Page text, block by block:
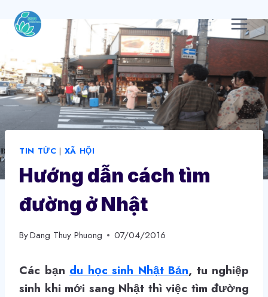
TIN TỨC | XÃ HỘI
Hướng dẫn cách tìm
đường ở Nhật
ByDang Thuy Phuong 07/04/2016
Các bạn du học sinh Nhật Bản, tu nghiệp
sinh khi mới sang Nhật thì việc tìm đường